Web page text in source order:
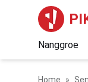
Nanggroe
Home